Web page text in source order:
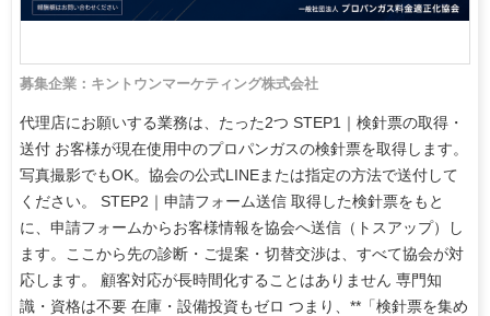
募集企業：キントウンマーケティング株式会社
代理店にお願いする業務は、たった2つ STEP1｜検針票の取得・
送付 お客様が現在使用中のプロパンガスの検針票を取得します。
写真撮影でもOK。協会の公式LINEまたは指定の方法で送付して
ください。 STEP2｜申請フォーム送信 取得した検針票をもと
に、申請フォームからお客様情報を協会へ送信（トスアップ）し
ます。ここから先の診断・ご提案・切替交渉は、すべて協会が対
応します。 顧客対応が長時間化することはありません 専門知
識・資格は不要 在庫・設備投資もゼロ つまり、**「検針票を集め